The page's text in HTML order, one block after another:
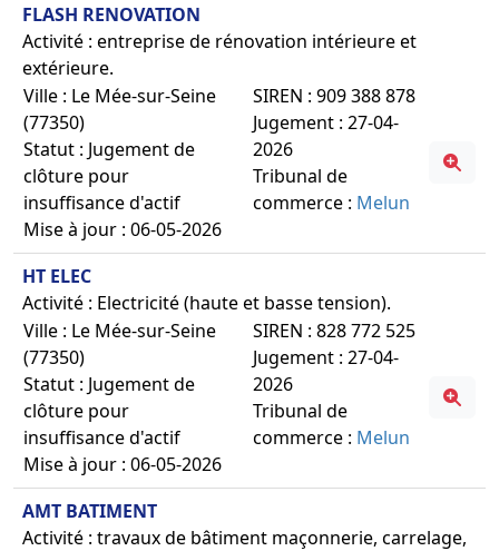
FLASH RENOVATION
Activité : entreprise de rénovation intérieure et
extérieure.
Ville : Le Mée-sur-Seine
(77350)
Statut : Jugement de
clôture pour
insuffisance d'actif
Mise à jour : 06-05-2026
SIREN : 909 388 878
Jugement : 27-04-
2026
Tribunal de
commerce : Melun
HT ELEC
Activité : Electricité (haute et basse tension).
Ville : Le Mée-sur-Seine
(77350)
Statut : Jugement de
clôture pour
insuffisance d'actif
Mise à jour : 06-05-2026
SIREN : 828 772 525
Jugement : 27-04-
2026
Tribunal de
commerce : Melun
AMT BATIMENT
Activité : travaux de bâtiment maçonnerie, carrelage,